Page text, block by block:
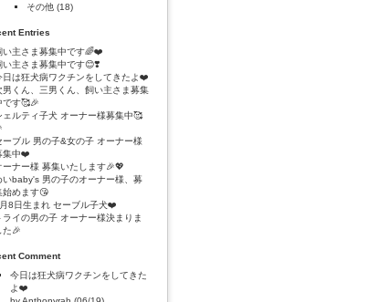
その他 (18)
Entries
い主さま募集中です🌈❤️
い主さま募集中です😊❣️
日は狂犬病ワクチンをしてきたよ❤️
男くん、三男くん、飼い主さま募集
です🥰🎉
ェルティ子犬 オーナー様募集中🥰
ーブル 男の子&女の子 オーナー様
集中❤️
ーナー様 募集いたします🎉💖
いbaby's 男の子のオーナー様、募
始めます😘
8日生まれ セーブル子犬❤️
ライの男の子 オーナー様決まりま
た🎉
Comment
今日は狂犬病ワクチンをしてきた
よ❤️